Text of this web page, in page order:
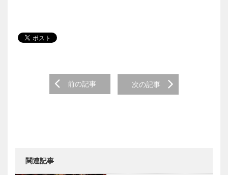
Post navigation
前の記事 次の記事
関連記事